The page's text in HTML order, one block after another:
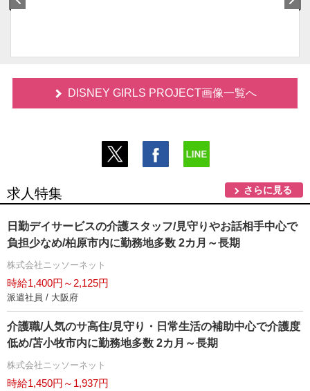
DISNEY GIRLS PROJECT画像一覧へ
求人特集 さらに見る
日勤デイサービスの介護スタッフ/見守りやお話相手中心で
負担少なめ/柏原市内に勤務地多数 2カ月～長期
株式会社ニッソーネット
時給1,400円～2,125円
派遣社員 / 大阪府
介護職/人気のサ高住/見守り・日常生活の補助中心で介護度
低め/苫小牧市内に勤務地多数 2カ月～長期
株式会社ニッソーネット
時給1,450円～1,937円